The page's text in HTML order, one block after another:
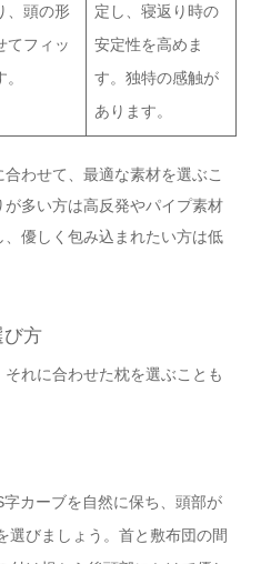
、頭の形
てフィッ
定し、寝返り時の
安定性を高めま
す。独特の感触が
あります。
わせて、最適な素材を選ぶこ
多い方は高反発やパイプ素材
優しく包み込まれたい方は低
び方
れに合わせた枕を選ぶことも
カーブを自然に保ち、頭部が
選びましょう。首と敷布団の間